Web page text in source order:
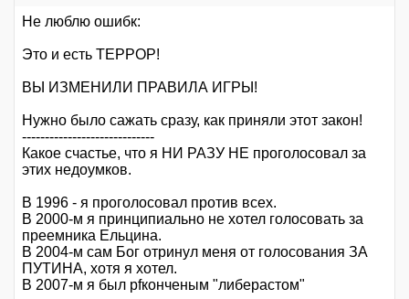
Не люблю ошибк:
Это и есть ТЕРРОР!
ВЫ ИЗМЕНИЛИ ПРАВИЛА ИГРЫ!
Нужно было сажать сразу, как приняли этот закон!
-----------------------------
Какое счастье, что я НИ РАЗУ НЕ проголосовал за
этих недоумков.
В 1996 - я проголосовал против всех.
В 2000-м я принципиально не хотел голосовать за
преемника Ельцина.
В 2004-м сам Бог отринул меня от голосования ЗА
ПУТИНА, хотя я хотел.
В 2007-м я был pfконченым "либерастом"